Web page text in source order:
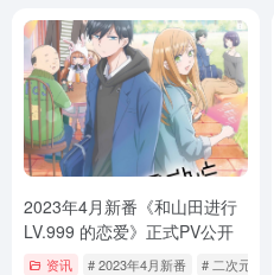
2023年4月新番《和山田进行
LV.999 的恋爱》正式PV公开
资讯 # 2023年4月新番 # 二次元